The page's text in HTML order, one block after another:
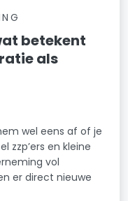
betekent
als
wel eens af of je
zzp’ers en kleine
vol
er direct nieuwe